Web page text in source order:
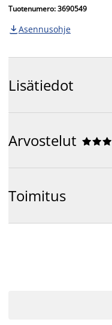
Tuotenumero: 3690549
 Asennusohje
Lisätiedot
Arvostelut 



Toimitus